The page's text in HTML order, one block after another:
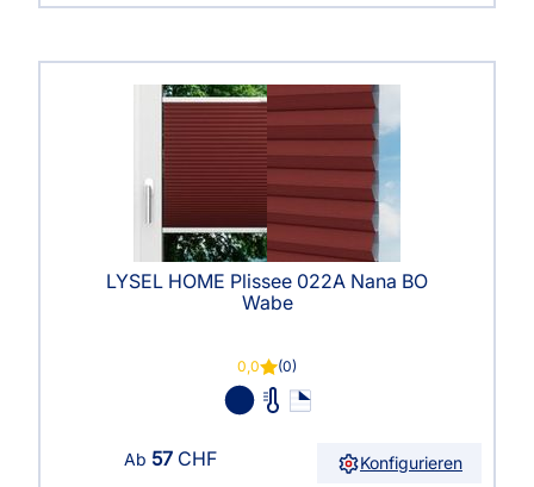
LYSEL HOME Plissee 022A Nana BO
Wabe
0,0 (0)
Ab 57 CHF Konfigurieren